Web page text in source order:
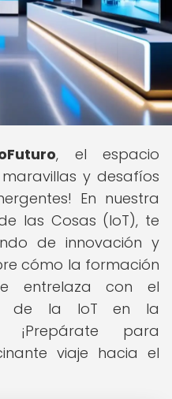
, el espacio
y desafíos
En nuestra
las Cosas (IoT), te
de innovación y
cómo la formación
entrelaza con el
de la IoT en la
¡Prepárate para
viaje hacia el